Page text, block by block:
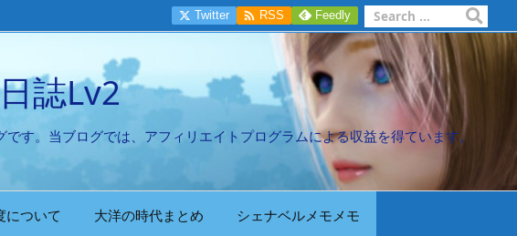
誌Lv2
す。当ブログでは、アフィリエイトプログラムによる収益を得ています。
について 大洋の時代まとめ シェナベルメモメモ
Twitter  RSS Feedly